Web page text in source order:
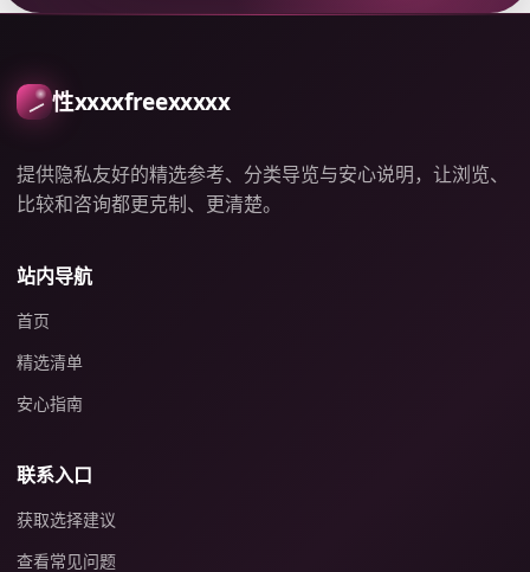
性xxxxfreexxxxx
提供隐私友好的精选参考、分类导览与安心说明，让浏览、
比较和咨询都更克制、更清楚。
站内导航
首页
精选清单
安心指南
联系入口
获取选择建议
查看常见问题